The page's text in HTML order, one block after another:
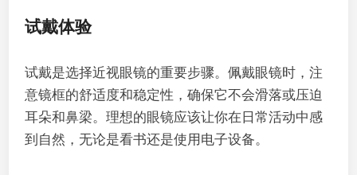
试戴体验
试戴是选择近视眼镜的重要步骤。佩戴眼镜时，注
意镜框的舒适度和稳定性，确保它不会滑落或压迫
耳朵和鼻梁。理想的眼镜应该让你在日常活动中感
到自然，无论是看书还是使用电子设备。